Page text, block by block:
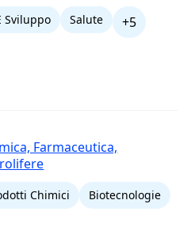
Sviluppo Salute
+5
Farmaceutica,
Chimici Biotecnologie